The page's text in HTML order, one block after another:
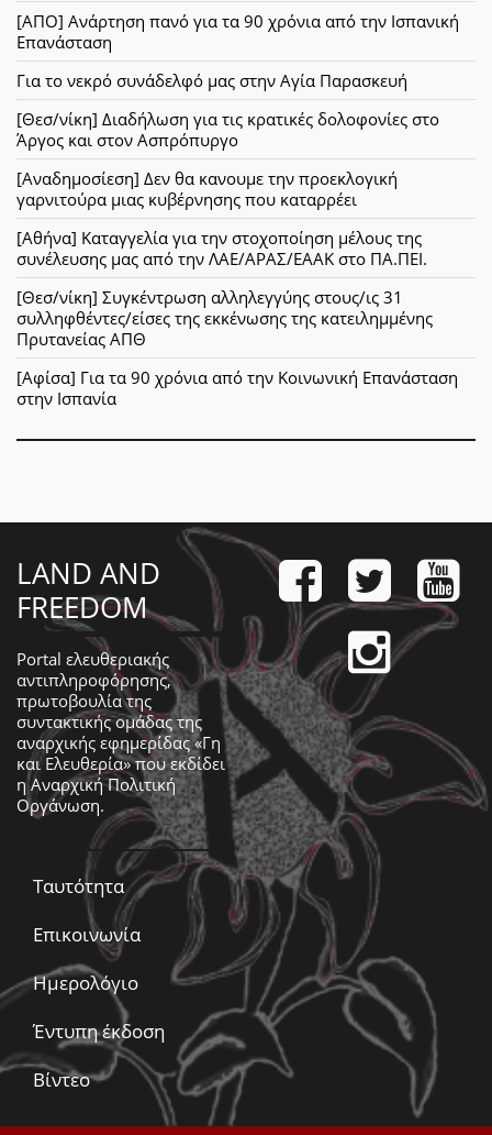
[ΑΠΟ] Ανάρτηση πανό για τα 90 χρόνια από την Ισπανική
Επανάσταση
Για το νεκρό συνάδελφό μας στην Αγία Παρασκευή
[Θεσ/νίκη] Διαδήλωση για τις κρατικές δολοφονίες στο
Άργος και στον Ασπρόπυργο
[Αναδημοσίεση] Δεν θα κανουμε την προεκλογική
γαρνιτούρα μιας κυβέρνησης που καταρρέει
[Αθήνα] Καταγγελία για την στοχοποίηση μέλους της
συνέλευσης μας από την ΛΑΕ/ΑΡΑΣ/ΕΑΑΚ στο ΠΑ.ΠΕΙ.
[Θεσ/νίκη] Συγκέντρωση αλληλεγγύης στους/ις 31
συλληφθέντες/είσες της εκκένωσης της κατειλημμένης
Πρυτανείας ΑΠΘ
[Αφίσα] Για τα 90 χρόνια από την Κοινωνική Επανάσταση
στην Ισπανία
LAND AND
FREEDOM
Portal ελευθεριακής
αντιπληροφόρησης,
πρωτοβουλία της
συντακτικής ομάδας της
αναρχικής εφημερίδας «Γη
και Ελευθερία» που εκδίδει
ηΑναρχική Πολιτική
Οργάνωση.
Ταυτότητα
Επικοινωνία
Ημερολόγιο
Έντυπη έκδοση
Βίντεο